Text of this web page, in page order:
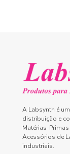
A Labsynth é
distribuição e
Matérias-
Acessórios de
industriais.